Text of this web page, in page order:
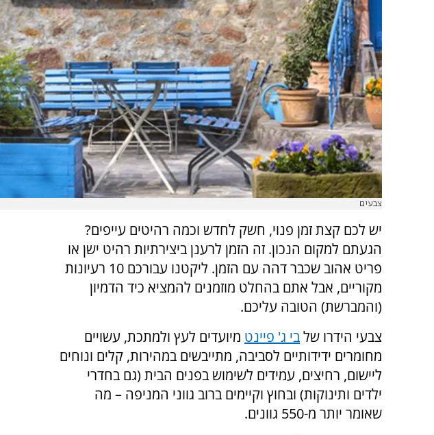
צבעים
יש לכם קצת זמן פנוי, חשק לחדש וכמה רהיטים עייפים?
הגעתם למקום הנכון. זה הזמן לרענן ביצירתיות רהיט ישן או
פריט אהוב שכבר דהה עם הזמן. ליקטנו עבורכם 10 רעיונות
מקוריים, אבל אתם בהחלט מוזמנים להמציא כיד הדמיון
(והמברשת) הטובה עליכם.
צבעי הידרו שלבי ג' פיינט מיועדים לעץ ולמתכת, עשויים
מחומרים ידידותיים לסביבה, מתייבשים במהירות, קלים ונוחים
ליישום, רחיצים, עמידים לשימוש בפנים הבית (גם בחדרי
ילדים ותינוקות) ובחוץ וקיימים ברוב גווני המניפה – מה
שאומר יותר מ-550 גוונים.